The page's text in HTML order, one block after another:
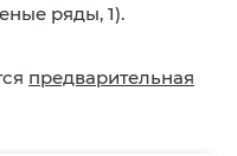
ряды, 1).
предварительная